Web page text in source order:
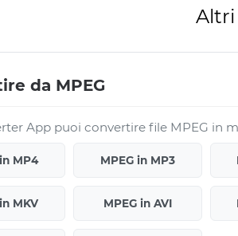
Altri
da MPEG
App puoi convertire file MPEG in
MP4 MPEG in MP3
MKV MPEG in AVI